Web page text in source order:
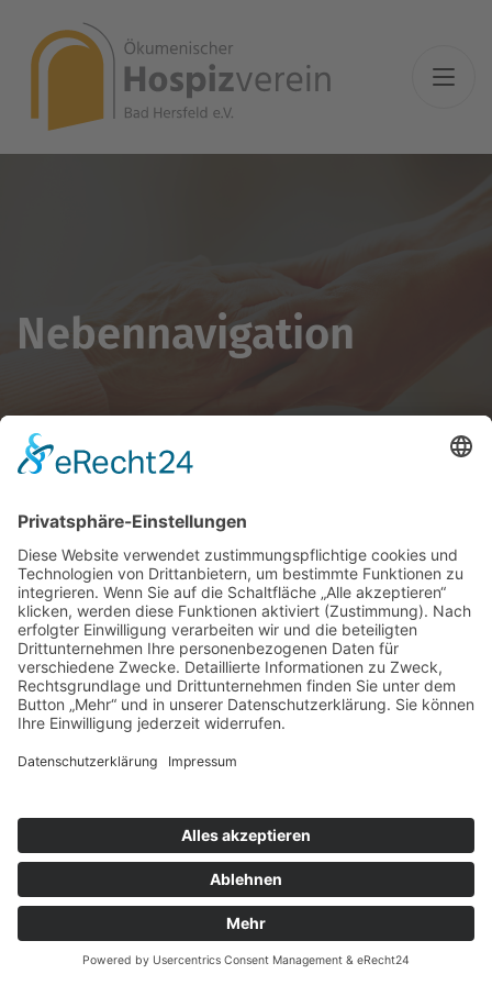
Nebennavigation
Fehlermeldung:Undefined variable $selektion
Zeile:316
Datei:webedit.inc.php
Fehlermeldung:PDO::prepare(): Passing null to parameter #1
($query) of type string is deprecated
Datei:webedit.inc.php
empty
Zeile:316